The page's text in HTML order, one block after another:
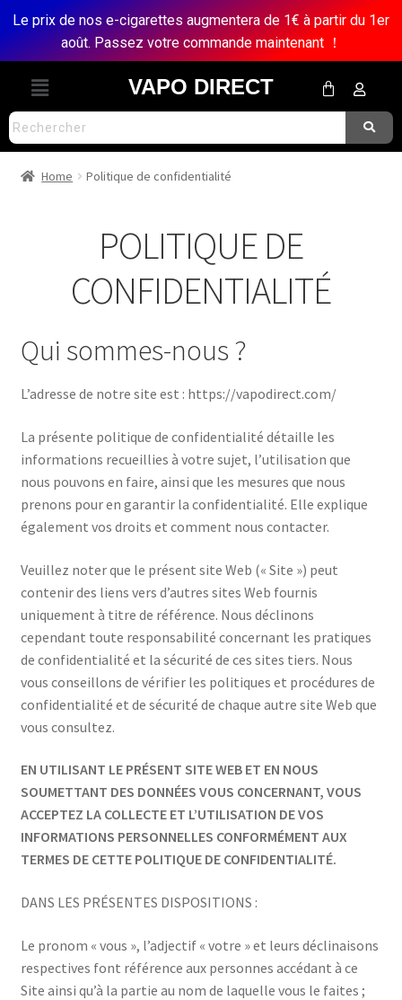
Le prix de nos e-cigarettes augmentera de 1€ à partir du 1er
août. Passez votre commande maintenant ！
VAPO DIRECT
Home Politique de confidentialité
POLITIQUE DE
CONFIDENTIALITÉ
Qui sommes-nous ?
L’adresse de notre site est : https://vapodirect.com/
La présente politique de confidentialité détaille les
informations recueillies à votre sujet, l’utilisation que
nous pouvons en faire, ainsi que les mesures que nous
prenons pour en garantir la confidentialité. Elle explique
également vos droits et comment nous contacter.
Veuillez noter que le présent site Web (« Site ») peut
contenir des liens vers d’autres sites Web fournis
uniquement à titre de référence. Nous déclinons
cependant toute responsabilité concernant les pratiques
de confidentialité et la sécurité de ces sites tiers. Nous
vous conseillons de vérifier les politiques et procédures de
confidentialité et de sécurité de chaque autre site Web que
vous consultez.
EN UTILISANT LE PRÉSENT SITE WEB ET EN NOUS
SOUMETTANT DES DONNÉES VOUS CONCERNANT, VOUS
ACCEPTEZ LA COLLECTE ET L’UTILISATION DE VOS
INFORMATIONS PERSONNELLES CONFORMÉMENT AUX
TERMES DE CETTE POLITIQUE DE CONFIDENTIALITÉ.
DANS LES PRÉSENTES DISPOSITIONS :
Le pronom « vous », l’adjectif « votre » et leurs déclinaisons
respectives font référence aux personnes accédant à ce
Site ainsi qu’à la partie au nom de laquelle vous le faites ;